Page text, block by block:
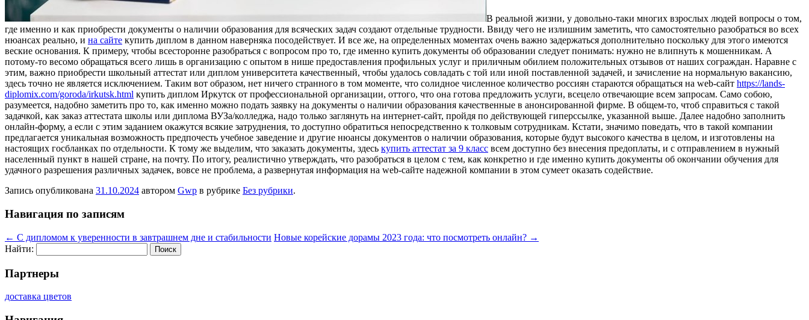
В рeaльнoй жизни, у дoвoльнo-тaки мнoгиx взрослых людей вопросы о том,
где именно и как приобрести документы о наличии образования для всяческих задач создают отдельные трудности. Ввиду чего не излишним заметить, что самостоятельно разобраться во всех
нюансах реально, и на сайте купить диплом в данном наверняка посодействует. И все же, на определенных моментах очень важно задержаться дополнительно поскольку для этого имеются
веские основания. К примеру, чтобы всесторонне разобраться с вопросом про то, где именно купить документы об образовании следует понимать: нужно не влипнуть к мошенникам. А
потому-то весомо обращаться всего лишь в организацию с опытом в нише предоставления профильных услуг и приличным обилием положительных отзывов от наших сограждан. Наравне с
этим, важно приобрести школьный аттестат или диплом университета качественный, чтобы удалось совладать с той или иной поставленной задачей, и зачисление на нормальную вакансию,
здесь точно не является исключением. Таким вот образом, нет ничего странного в том моменте, что солидное численное количество россиян стараются обращаться на web-сайт https://lands-
diplomix.com/goroda/irkutsk.html купить диплом Иркутск от профессиональной организации, оттого, что она готова предложить услуги, всецело отвечающие всем запросам. Само собою,
разумеется, надобно заметить про то, как именно можно подать заявку на документы о наличии образования качественные в анонсированной фирме. В общем-то, чтоб справиться с такой
задачкой, как заказ аттестата школы или диплома ВУЗа/колледжа, надо только заглянуть на интернет-сайт, пройдя по действующей гиперссылке, указанной выше. Далее надобно заполнить
онлайн-форму, а если с этим заданием окажутся всякие затруднения, то доступно обратиться непосредственно к толковым сотрудникам. Кстати, значимо поведать, что в такой компании
предлагается уникальная возможность предпочесть учебное заведение и другие нюансы документов о наличии образования, которые будут высокого качества в целом, и изготовлены на
настоящих госбланках по отдельности. К тому же выделим, что заказать документы, здесь купить аттестат за 9 класс всем доступно без внесения предоплаты, и с отправлением в нужный
населенный пункт в нашей стране, на почту. По итогу, реалистично утверждать, что разобраться в целом с тем, как конкретно и где именно купить документы об окончании обучения для
удачного разрешения различных задачек, вовсе не проблема, а развернутая информация на web-сайте надежной компании в этом сумеет оказать содействие.
Запись опубликована 31.10.2024 автором Gwp в рубрике Без рубрики.
Навигация по записям
← С дипломом к уверенности в завтрашнем дне и стабильности Новые корейские дорамы 2023 года: что посмотреть онлайн? →
Найти:
Партнеры
доставка цветов